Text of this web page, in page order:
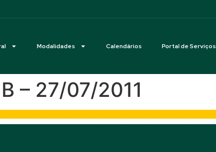
Modalidades Calendários Portal de Serviços
– 27/07/2011